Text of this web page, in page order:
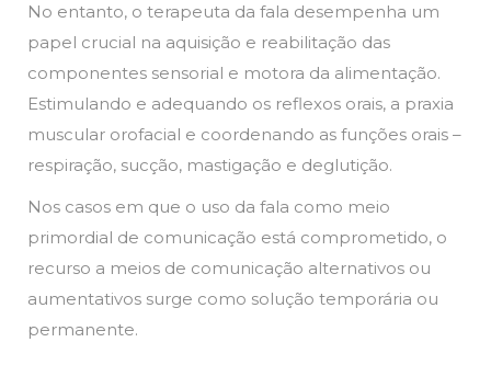
No entanto, o terapeuta da fala desempenha um
papel crucial na aquisição e reabilitação das
componentes sensorial e motora da alimentação.
Estimulando e adequando os reflexos orais, a praxia
muscular orofacial e coordenando as funções orais –
respiração, sucção, mastigação e deglutição.
Nos casos em que o uso da fala como meio
primordial de comunicação está comprometido, o
recurso a meios de comunicação alternativos ou
aumentativos surge como solução temporária ou
permanente.